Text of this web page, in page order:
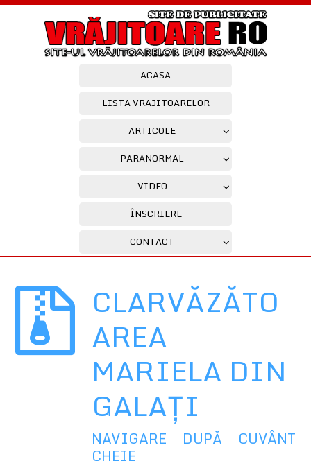
ACASA
LISTA VRAJITOARELOR
ARTICOLE
PARANORMAL
VIDEO
ÎNSCRIERE
CONTACT
CLARVĂZĂTO
AREA
MARIELA DIN
GALAŢI
NAVIGARE DUPĂ CUVÂNT
CHEIE